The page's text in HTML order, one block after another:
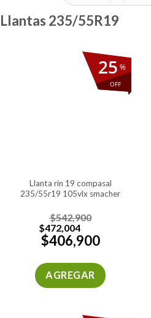
Llantas 235/55R19
%
OFF
25
llanta rin 19 compasal
235/55r19 105vlx smacher
$542,900
$472,004
$406,900
AGREGAR